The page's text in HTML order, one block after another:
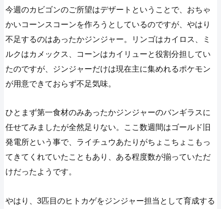
今週のカビゴンのご所望はデザートということで、おちゃ
かいコーンスコーンを作ろうとしているのですが、やはり
不足するのはあったかジンジャー。リンゴはカイロス、ミ
ルクはカメックス、コーンはカイリューと役割分担してい
たのですが、ジンジャーだけは現在主に集めれるポケモン
が用意できておらず不足気味。
ひとまず第一食材のみあったかジンジャーのバンギラスに
任せてみましたが全然足りない。ここ数週間はゴールド旧
発電所という事で、ライチュウあたりがちょこちょこもっ
てきてくれていたこともあり、ある程度数が揃っていただ
けだったようです。
やはり、3匹目のヒトカゲをジンジャー担当として育成する